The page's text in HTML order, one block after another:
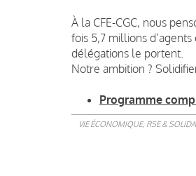
À la CFE-CGC, nous
fois 5,7 millions
délégations le portent.
Notre ambition ?
Programme
VIE ÉCONOMIQUE, RSE &